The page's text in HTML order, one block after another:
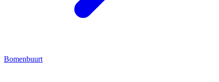
Bomenbuurt